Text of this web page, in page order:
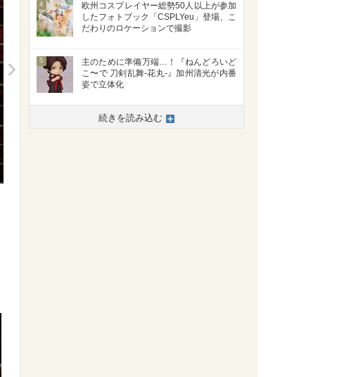
>
4
欧州コスプレイヤー総勢50人以上が参加
したフォトブック「CSPLYeu」登場、こ
だわりのロケーションで撮影
5
主のために準備万端…！『ねんどろいど
こ〜で 刀剣乱舞-花丸-』加州清光が内番
姿で立体化
続きを読み込む